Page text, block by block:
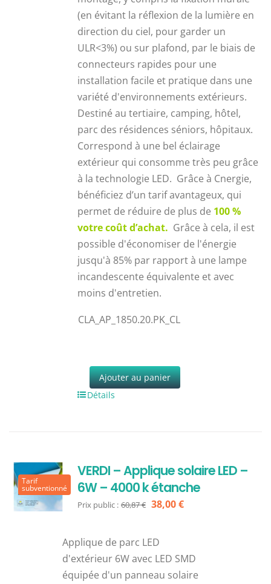
(en évitant la réflexion de la lumière en
direction du ciel, pour garder un
ULR<3%) ou sur plafond, par le biais de
connecteurs rapides pour une
installation facile et pratique dans une
variété d'environnements extérieurs.
Destiné au tertiaire, camping, hôtel,
parc des résidences séniors, hôpitaux.
Correspond à une bel éclairage
extérieur qui consomme très peu grâce
à la technologie LED. Grâce à Cnergie,
bénéficiez d’un tarif avantageux, qui
permet de réduire de plus de 100 %
votre coût d’achat. Grâce à cela, il est
possible d'économiser de l'énergie
jusqu'à 85% par rapport à une lampe
incandescente équivalente et avec
moins d'entretien.
CLA_AP_1850.20.PK_CL
Ajouter au panier
Détails
Tarif
subventionné
VERDI – Applique solaire LED –
6W – 4000 k étanche
Prix public : 60,87€ Le
initial
était :
60,87 €.
38,00€Le
est :
38,00 €.
Applique de parc LED
d'extérieur 6W avec LED SMD
équipée d'un panneau solaire